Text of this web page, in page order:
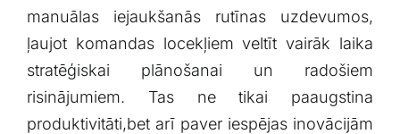
manuālas iejaukšanās rutīnas uzdevumos,
ļaujot ‌komandas locekļiem veltīt vairāk laika
stratēģiskai plānošanai un radošiem
⁢risinājumiem. Tas ne tikai paaugstina‌
produktivitāti,bet arī paver iespējas inovācijām